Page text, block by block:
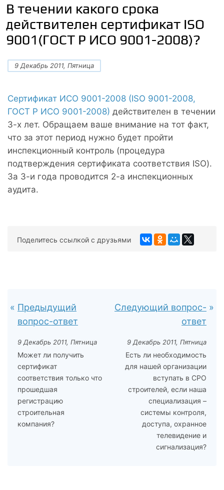
В течении какого срока
действителен сертификат ISO
9001(ГОСТ Р ИСО 9001-2008)?
9 Декабрь 2011, Пятница
Сертификат ИСО 9001-2008 (ISO 9001-2008,
ГОСТ Р ИСО 9001-2008) действителен в течении
3-х лет. Обращаем ваше внимание на тот факт,
что за этот период нужно будет пройти
инспекционный контроль (процедура
подтверждения сертификата соответствия ISO).
За 3-и года проводится 2-а инспекционных
аудита.
Поделитесь ссылкой с друзьями
Предыдущий
вопрос-ответ
9 Декабрь 2011, Пятница
Может ли получить
сертификат
соответствия только что
прошедшая
регистрацию
строительная
компания?
Следующий вопрос-
ответ
9 Декабрь 2011, Пятница
Есть ли необходимость
для нашей организации
вступать в СРО
строителей, если наша
специализация –
системы контроля,
доступа, охранное
телевидение и
сигнализация?